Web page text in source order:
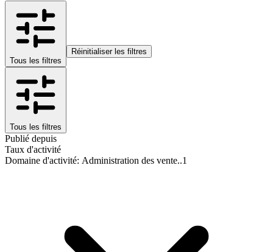
Tous les filtres
Réinitialiser les filtres
Tous les filtres
Publié depuis
Taux d'activité
Domaine d'activité: Administration des vente..1